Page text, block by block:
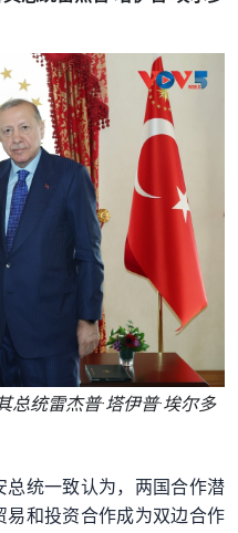
统雷杰普·塔伊普·埃尔多
总统一致认为，两国合作潜
易和投资合作成为双边合作